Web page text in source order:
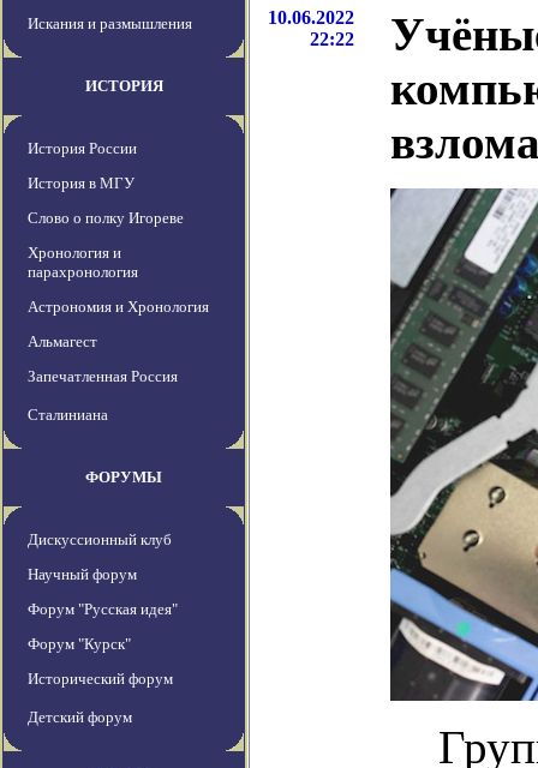
Искания и размышления
ИСТОРИЯ
История России
История в МГУ
Слово о полку Игореве
Хронология и
парахронология
Астрономия и Хронология
Альмагест
Запечатленная Россия
Сталиниана
ФОРУМЫ
Дискуссионный клуб
Научный форум
Форум "Русская идея"
Форум "Курск"
Исторический форум
Детский форум
10.06.2022
22:22